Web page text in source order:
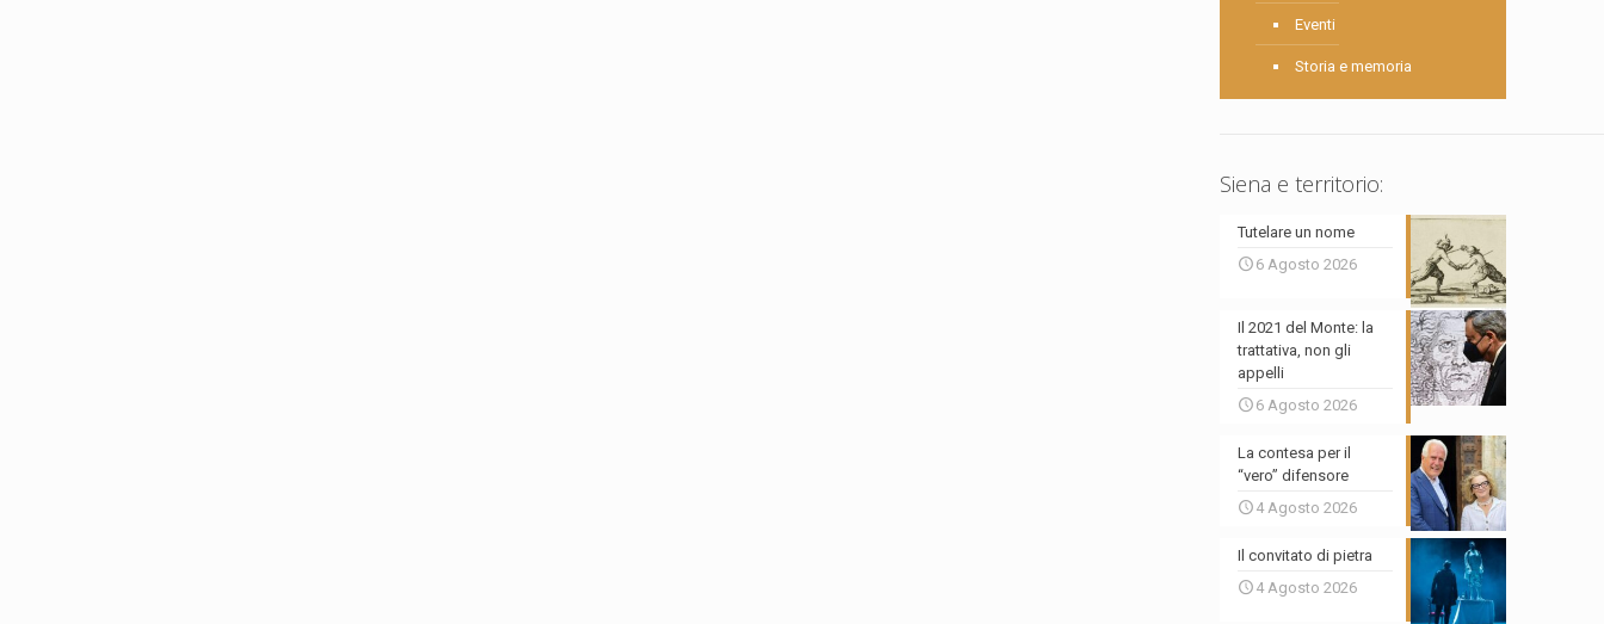
Eventi
Storia e memoria
Siena e territorio:
Tutelare un nome
6 Agosto 2026
Il 2021 del Monte: la
trattativa, non gli
appelli
6 Agosto 2026
La contesa per il
“vero” difensore
4 Agosto 2026
Il convitato di pietra
4 Agosto 2026